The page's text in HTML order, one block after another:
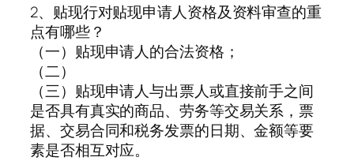
2、贴现行对贴现申请人资格及资料审查的重
点有哪些？
（一）贴现申请人的合法资格；
（二）
（三）贴现申请人与出票人或直接前手之间
是否具有真实的商品、劳务等交易关系，票
据、交易合同和税务发票的日期、金额等要
素是否相互对应。